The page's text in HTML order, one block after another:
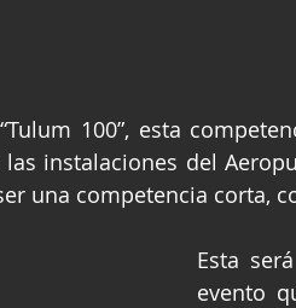
100”, esta
instalaciones del
una competencia corta,
Esta
evento